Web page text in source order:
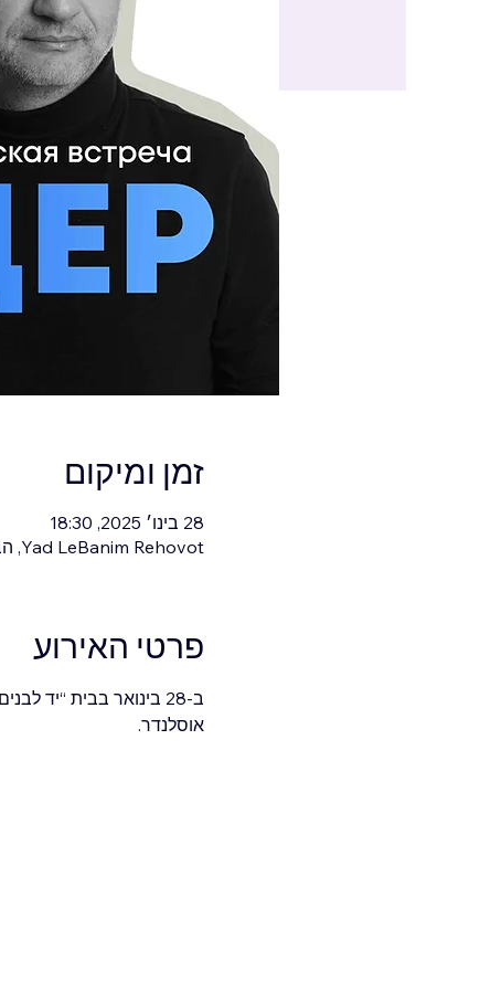
זמן ומיקום
28 בינו׳ 2025, 18:30
Yad LeBanim Rehovot, הבנים 10, רחובות, ישראל
פרטי האירוע
אוסלנדר.